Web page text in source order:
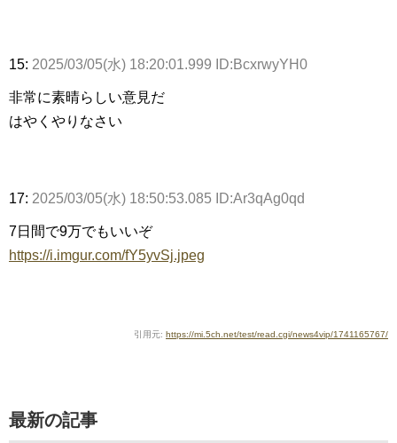
15: 2025/03/05(水) 18:20:01.999 ID:BcxrwyYH0
非常に素晴らしい意見だ
はやくやりなさい
17: 2025/03/05(水) 18:50:53.085 ID:Ar3qAg0qd
7日間で9万でもいいぞ
https://i.imgur.com/fY5yvSj.jpeg
引用元: https://mi.5ch.net/test/read.cgi/news4vip/1741165767/
最新の記事